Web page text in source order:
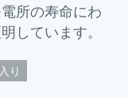
所の寿命にわ
しています。
り